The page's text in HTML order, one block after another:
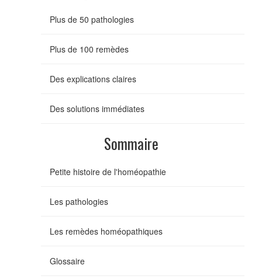
Plus de 50 pathologies
Plus de 100 remèdes
Des explications claires
Des solutions immédiates
Sommaire
Petite histoire de l'homéopathie
Les pathologies
Les remèdes homéopathiques
Glossaire